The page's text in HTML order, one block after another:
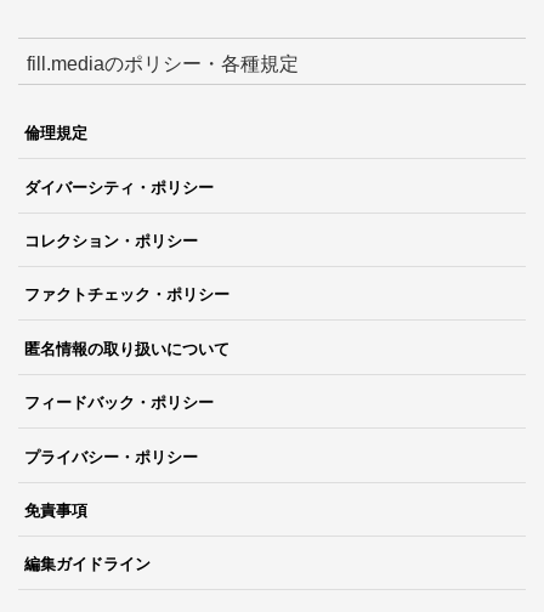
fill.mediaのポリシー・各種規定
倫理規定
ダイバーシティ・ポリシー
コレクション・ポリシー
ファクトチェック・ポリシー
匿名情報の取り扱いについて
フィードバック・ポリシー
プライバシー・ポリシー
免責事項
編集ガイドライン